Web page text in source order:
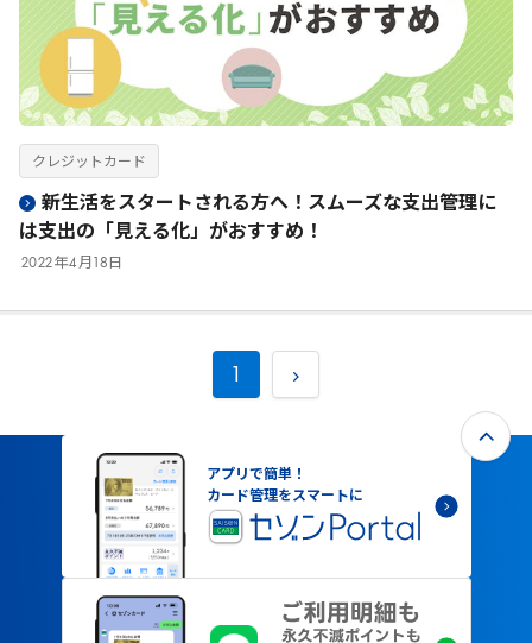
新生活をスタートされる方へ！スムーズな支出管理に
は支出の「見える化」がおすすめ！
2022年4 月 18 日
クレジットカード
アプリで簡単！
カード管理をスマートに